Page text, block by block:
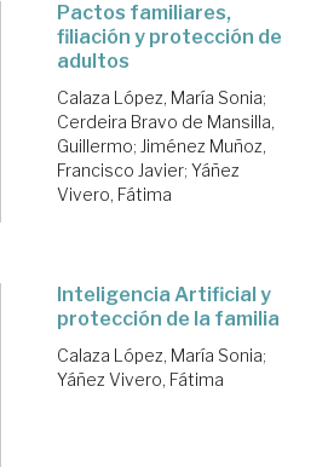
Pactos familiares,
filiación y protección de
adultos
Calaza López, María Sonia;
Cerdeira Bravo de Mansilla,
Guillermo; Jiménez Muñoz,
Francisco Javier; Yáñez
Vivero, Fátima
Inteligencia Artificial y
protección de la familia
Calaza López, María Sonia;
Yáñez Vivero, Fátima